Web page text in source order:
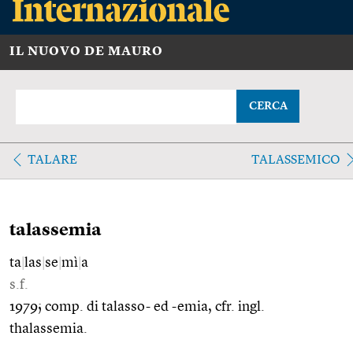
IL NUOVO DE MAURO
CERCA
TALARE TALASSEMICO
talassemia
ta las se mì a
s.f.
1979; comp. di talasso- ed -emia, cfr. ingl.
thalassemia.